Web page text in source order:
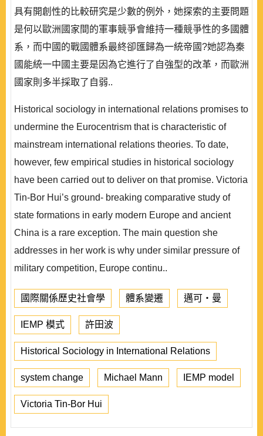
具有開創性的比較研究是少數的例外，她探索的主要問題
是何以歐洲國家間的軍事競爭會維持一種競爭性的多國體
系，而中國的戰國體系最終卻匯歸為一統帝國?她認為秦
國能統一中國主要是因為它進行了自強型的改革，而歐洲
國家則多半採取了自弱..
Historical sociology in international relations promises to
undermine the Eurocentrism that is characteristic of
mainstream international relations theories. To date,
however, few empirical studies in historical sociology
have been carried out to deliver on that promise. Victoria
Tin-Bor Hui’s ground- breaking comparative study of
state formations in early modern Europe and ancient
China is a rare exception. The main question she
addresses in her work is why under similar pressure of
military competition, Europe continu..
國際關係歷史社會學 體系變遷 邁可‧曼
IEMP 模式 許田波
Historical Sociology in International Relations
system change Michael Mann IEMP model
Victoria Tin-Bor Hui